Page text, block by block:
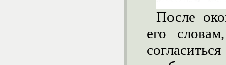
После
его